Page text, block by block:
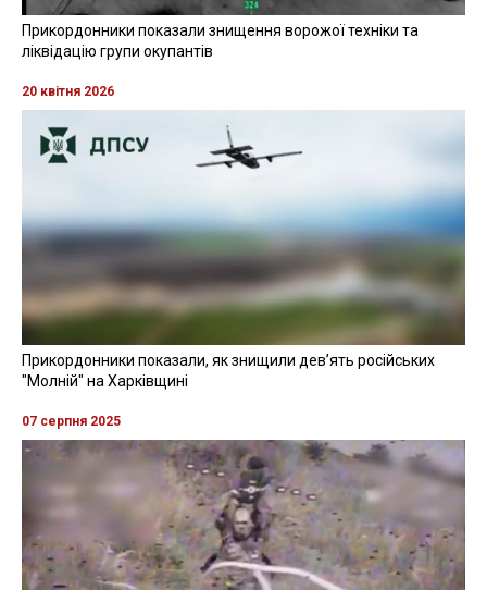
Прикордонники показали знищення ворожої техніки та
ліквідацію групи окупантів
20 квітня 2026
Прикордонники показали, як знищили девʼять російських
"Молній" на Харківщині
07 серпня 2025